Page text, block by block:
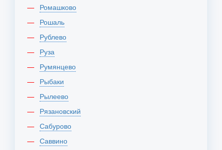
Ромашково
Рошаль
Рублево
Руза
Румянцево
Рыбаки
Рылеево
Рязановский
Сабурово
Саввино